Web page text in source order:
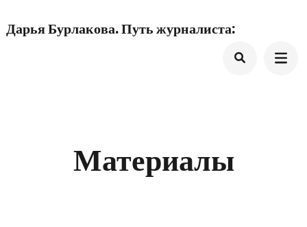
Дарья Бурлакова. Путь журналиста:
Материалы